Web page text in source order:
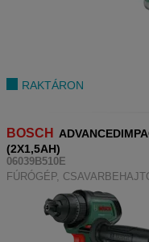
RAKTÁRON
BOSCH
(2X1,5AH)
06039B510E
FÚRÓGÉP,